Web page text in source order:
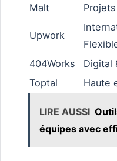
Malt
Upwork
404Works Digital
Toptal
Haute
LIRE AUSSI
équipes avec